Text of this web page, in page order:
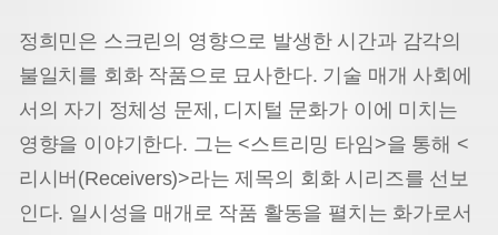
정희민은 스크린의 영향으로 발생한 시간과 감각의
불일치를 회화 작품으로 묘사한다. 기술 매개 사회에
서의 자기 정체성 문제, 디지털 문화가 이에 미치는
영향을 이야기한다. 그는 <스트리밍 타임>을 통해 <
리시버(Receivers)>라는 제목의 회화 시리즈를 선보
인다. 일시성을 매개로 작품 활동을 펼치는 화가로서